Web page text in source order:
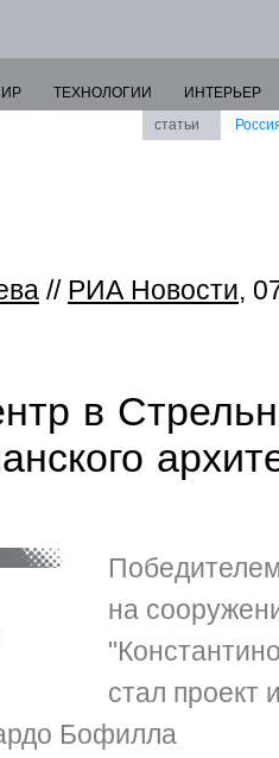
ТЕХНОЛОГИИ
ИНТЕРЬЕР
статьи
// РИА Новости,
в
на
стал проект
Бофилла